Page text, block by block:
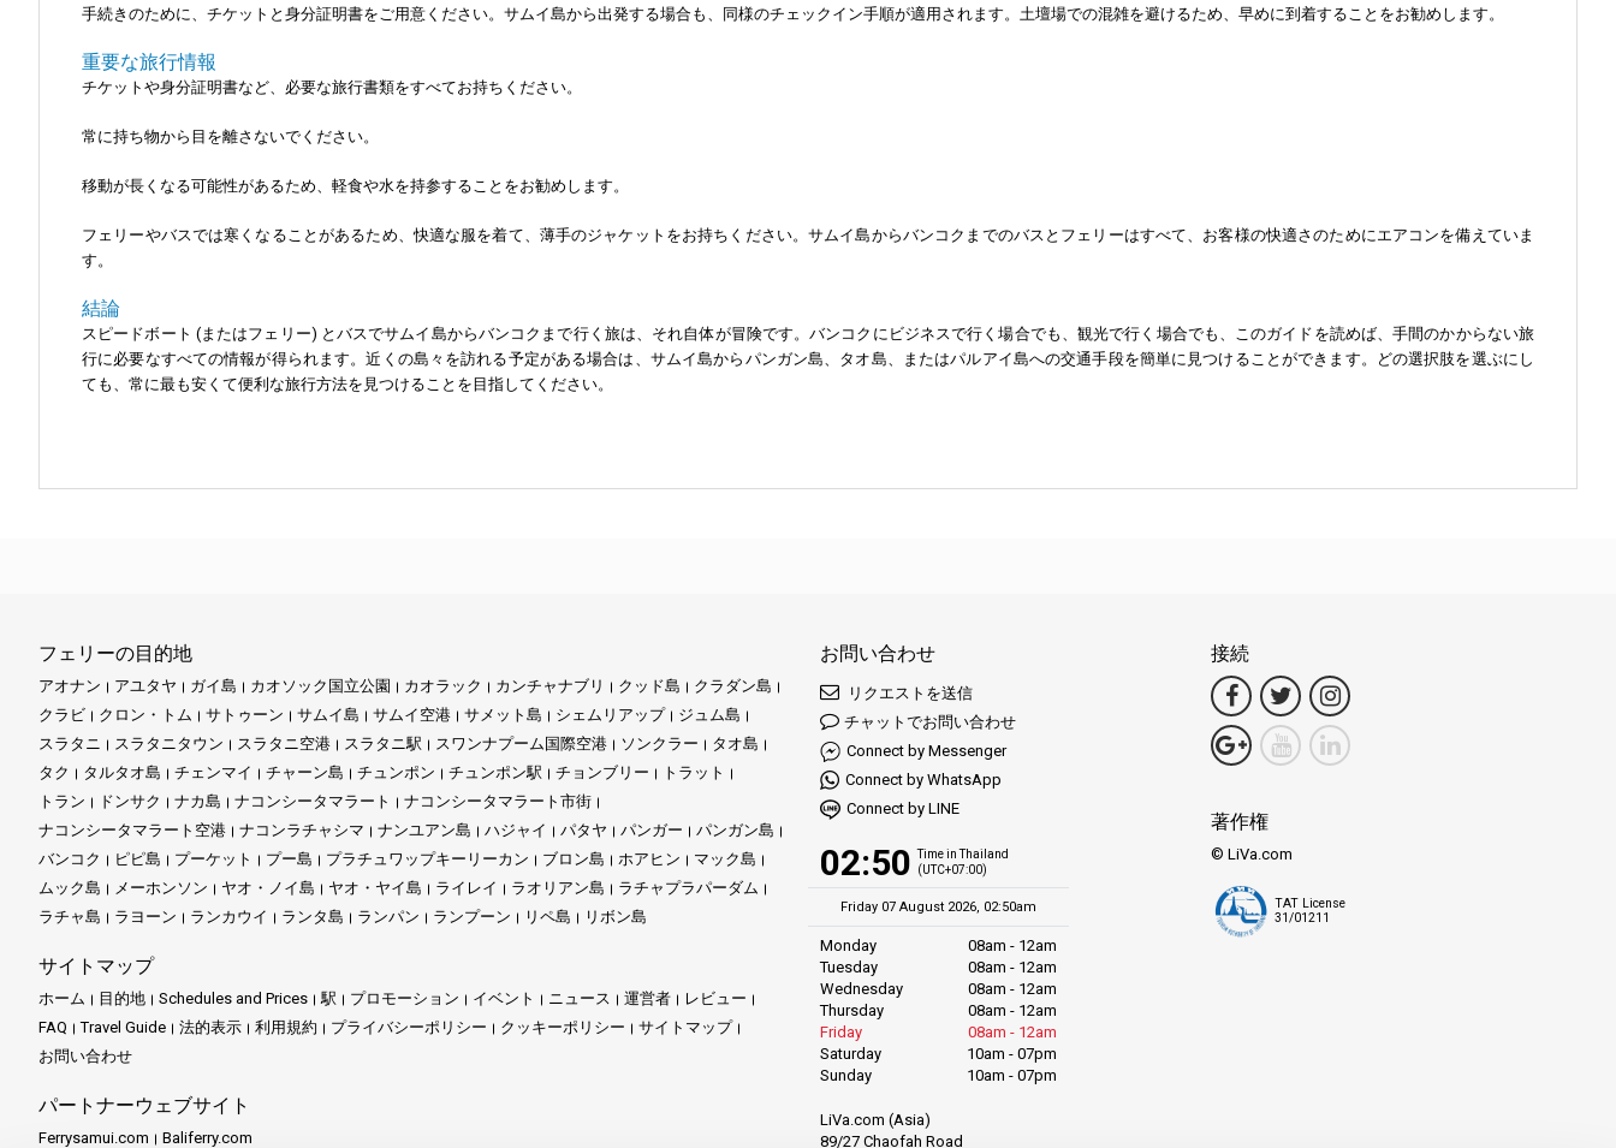
手続きのために、チケットと身分証明書をご用意ください。サムイ島から出発する場合も、同様のチェックイン手順が適用されます。土壇場での混雑を避けるため、早めに到着することをお勧めします。
重要な旅行情報
チケットや身分証明書など、必要な旅行書類をすべてお持ちください。
常に持ち物から目を離さないでください。
移動が長くなる可能性があるため、軽食や水を持参することをお勧めします。
フェリーやバスでは寒くなることがあるため、快適な服を着て、薄手のジャケットをお持ちください。サムイ島からバンコクまでのバスとフェリーはすべて、お客様の快適さのためにエアコンを備えていま
す。
結論
スピードボート (またはフェリー) とバスでサムイ島からバンコクまで行く旅は、それ自体が冒険です。バンコクにビジネスで行く場合でも、観光で行く場合でも、このガイドを読めば、手間のかからない旅
行に必要なすべての情報が得られます。近くの島々を訪れる予定がある場合は、サムイ島からパンガン島、タオ島、またはパルアイ島への交通手段を簡単に見つけることができます。どの選択肢を選ぶにし
ても、常に最も安くて便利な旅行方法を見つけることを目指してください。
フェリーの目的地
アオナン アユタヤ ガイ島 カオソック国立公園 カオラック カンチャナブリ クッド島
クラダン島
クラビ
クロン・トム サトゥーン サムイ島 サムイ空港 サメット島 シェムリアップ
ジュム島
スラタニ
スラタニタウン スラタニ空港 スラタニ駅 スワンナプーム国際空港 ソンクラー
タオ島
タク
タルタオ島 チェンマイ チャーン島 チュンポン チュンポン駅 チョンブリー
トラット
トラン
ドンサク ナカ島 ナコンシータマラート
ナコンシータマラート市街
ナコンシータマラート空港
ナコンラチャシマ ナンユアン島 ハジャイ パタヤ パンガー
パンガン島
バンコク
ピピ島 プーケット プー島 プラチュワップキーリーカン ブロン島 ホアヒン
マック島
ムック島
メーホンソン ヤオ・ノイ島 ヤオ・ヤイ島 ライレイ ラオリアン島
ラチャプラパーダム
ラチャ島
ラヨーン ランカウイ ランタ島 ランパン ランプーン リペ島 リボン島
サイトマップ
ホーム 目的地 Schedules and Prices 駅 プロモーション イベント ニュース 運営者
レビュー
FAQ
Travel Guide 法的表示 利用規約 プライバシーポリシー クッキーポリシー
サイトマップ
お問い合わせ
パートナーウェブサイト
Ferrysamui.com Baliferry.com
お問い合わせ
リクエストを送信
チャットでお問い合わせ
Connect by Messenger
Connect by WhatsApp
Connect by LINE
02:50
Time in Thailand
(UTC+07:00)
Friday 07 August 2026, 02:50am
Monday
08am - 12am
Tuesday
08am - 12am
Wednesday
08am - 12am
Thursday
08am - 12am
Friday
08am - 12am
Saturday
10am - 07pm
Sunday
10am - 07pm
LiVa.com (Asia)
89/27 Chaofah Road
接続
著作権
© LiVa.com
TAT License
31/01211